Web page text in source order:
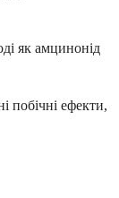
як амцинонід
побічні ефекти,